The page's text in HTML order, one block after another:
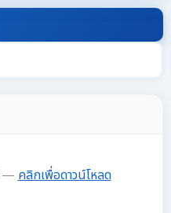
—คลิกเพื่อดาวน์โหลด